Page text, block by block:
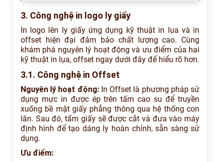
3. Công nghệ in logo ly giấy
In logo lên ly giấy ứng dụng kỹ thuật in lụa và in
offset hiện đại đảm bảo chất lượng cao. Cùng
khám phá nguyên lý hoạt động và ưu điểm của hai
kỹ thuật in lụa, offset ngay dưới đây để hiểu rõ hơn.
3.1. Công nghệ in Offset
Nguyên lý hoạt động:In Offset là phương pháp sử
dụng mực in được ép trên tấm cao su để truyền
xuống bề mặt giấy phẳng thông qua hệ thống con
lăn. Sau đó, tấm giấy sẽ được cắt và đưa vào máy
định hình để tạo dáng ly hoàn chỉnh, sẵn sàng sử
dụng.
Ưu điểm: